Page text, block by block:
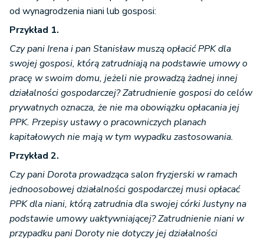
od wynagrodzenia niani lub gosposi:
Przykład 1.
Czy pani Irena i pan Stanisław muszą opłacić PPK dla
swojej gosposi, którą zatrudniają na podstawie umowy o
pracę w swoim domu, jeżeli nie prowadzą żadnej innej
działalności gospodarczej? Zatrudnienie gosposi do celów
prywatnych oznacza, że nie ma obowiązku opłacania jej
PPK. Przepisy ustawy o pracowniczych planach
kapitałowych nie mają w tym wypadku zastosowania.
Przykład 2.
Czy pani Dorota prowadząca salon fryzjerski w ramach
jednoosobowej działalności gospodarczej musi opłacać
PPK dla niani, którą zatrudnia dla swojej córki Justyny na
podstawie umowy uaktywniającej? Zatrudnienie niani w
przypadku pani Doroty nie dotyczy jej działalności